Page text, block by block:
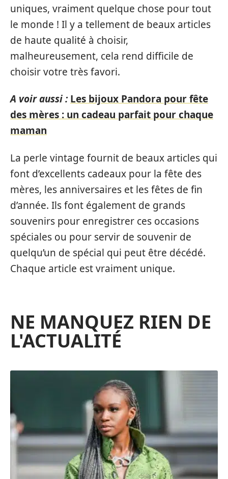
uniques, vraiment quelque chose pour tout
le monde ! Il y a tellement de beaux articles
de haute qualité à choisir,
malheureusement, cela rend difficile de
choisir votre très favori.
A voir aussi : Les bijoux Pandora pour fête
des mères : un cadeau parfait pour chaque
maman
La perle vintage fournit de beaux articles qui
font d’excellents cadeaux pour la fête des
mères, les anniversaires et les fêtes de fin
d’année. Ils font également de grands
souvenirs pour enregistrer ces occasions
spéciales ou pour servir de souvenir de
quelqu’un de spécial qui peut être décédé.
Chaque article est vraiment unique.
NE MANQUEZ RIEN DE
L'ACTUALITÉ